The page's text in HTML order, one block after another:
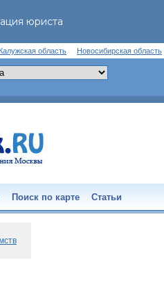
Калужская область Новосибирская область
Поиск по карте Статьи